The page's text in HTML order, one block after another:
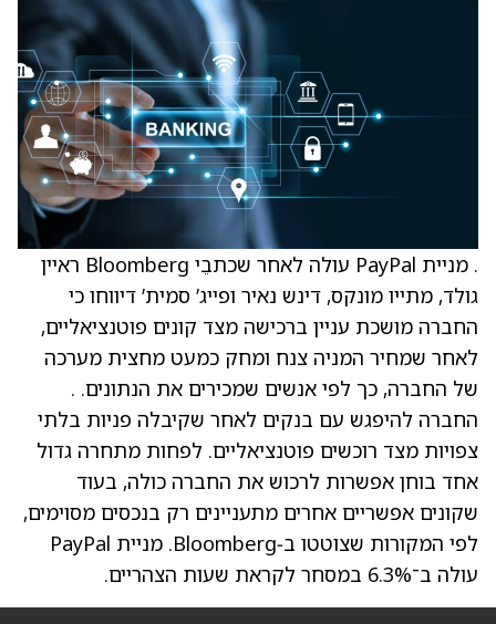
. מניית PayPal עולה לאחר שכתבֵי Bloomberg ראיין
גולד, מתייו מונקס, דינש נאיר ופייג’ סמית’ דיווחו כי
החברה מושכת עניין ברכישה מצד קונים פוטנציאליים,
לאחר שמחיר המניה צנח ומחק כמעט מחצית מערכה
של החברה, כך לפי אנשים שמכירים את הנתונים. .
החברה להיפגש עם בנקים לאחר שקיבלה פניות בלתי
צפויות מצד רוכשים פוטנציאליים. לפחות מתחרה גדול
אחד בוחן אפשרות לרכוש את החברה כולה, בעוד
שקונים אפשריים אחרים מתעניינים רק בנכסים מסוימים,
לפי המקורות שצוטטו ב‑Bloomberg. מניית PayPal
עולה ב־6.3% במסחר לקראת שעות הצהריים.